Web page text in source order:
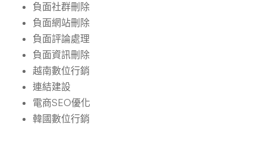
負面社群刪除
負面網站刪除
負面評論處理
負面資訊刪除
越南數位行銷
連結建設
電商SEO優化
韓國數位行銷